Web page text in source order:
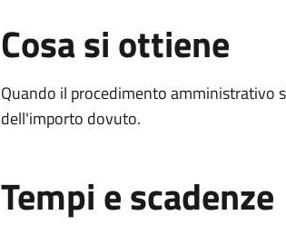
Cosa si ottiene
Quando il procedimento amministrativo
dell'importo dovuto.
Tempi e scadenze